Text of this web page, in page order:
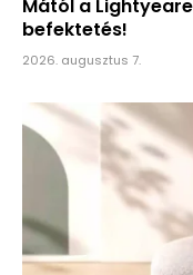
Mától a
befektetés!
2026. augusztus 7.